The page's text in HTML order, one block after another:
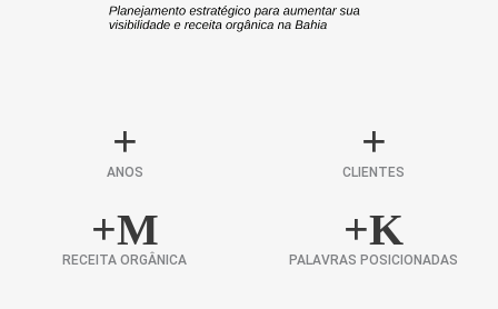
+
ANOS
+
CLIENTES
+M
RECEITA ORGÂNICA
+K
PALAVRAS POSICIONADAS